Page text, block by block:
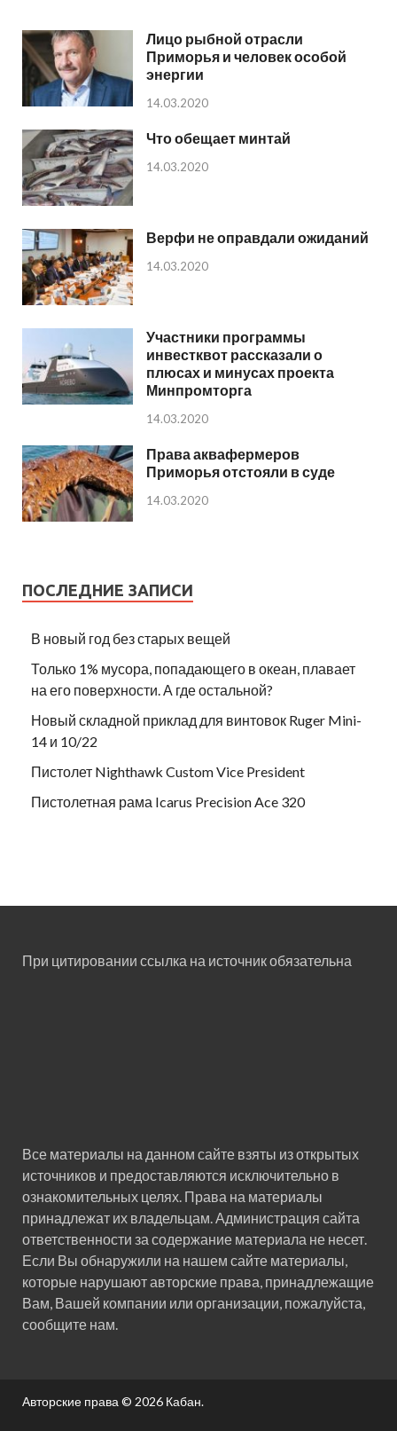
Лицо рыбной отрасли
Приморья и человек особой
энергии
14.03.2020
Что обещает минтай
14.03.2020
Верфи не оправдали ожиданий
14.03.2020
Участники программы
инвестквот рассказали о
плюсах и минусах проекта
Минпромторга
14.03.2020
Права аквафермеров
Приморья отстояли в суде
14.03.2020
ПОСЛЕДНИЕ ЗАПИСИ
В новый год без старых вещей
Только 1% мусора, попадающего в океан, плавает
на его поверхности. А где остальной?
Новый складной приклад для винтовок Ruger Mini-
14 и 10/22
Пистолет Nighthawk Custom Vice President
Пистолетная рама Icarus Precision Ace 320
При цитировании ссылка на источник обязательна
Все материалы на данном сайте взяты из открытых
источников и предоставляются исключительно в
ознакомительных целях. Права на материалы
принадлежат их владельцам. Администрация сайта
ответственности за содержание материала не несет.
Если Вы обнаружили на нашем сайте материалы,
которые нарушают авторские права, принадлежащие
Вам, Вашей компании или организации, пожалуйста,
сообщите нам.
Авторские права © 2026 Кабан.